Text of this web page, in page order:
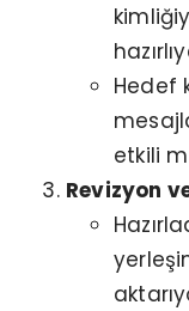
Hedef
etkili
Revizyon